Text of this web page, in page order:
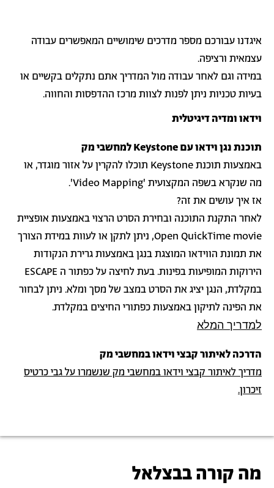
איגדנו עבורכם מספר מדרכים שימושיים המאפשרים עבודה
עצמאית ורציפה.
במידה וגם לאחר עבודה מול המדריך אתם נתקלים בקשיים או
בעיות טכניות ניתן לפנות לצוות מרכז ההדפסות והחווה.
וידאו ומדיה דיגיטלית
תוכנת נגן וידאו עם Keystone למחשבי מק
באמצעות תוכנת Keystone תוכלו להקרין על אזור מוגדר, או
מה שנקרא בשפה המקצועית 'Video Mapping'.
אז איך עושים את זה?
לאחר התקנת התוכנה ובחירת הסרט הרצוי באמצעות אופציית
Open QuickTime movie, ניתן לתקן או לעוות במידת הצורך
את תמונת הווידאו המוצגת בנגן באמצעות גרירת הנקודות
הירוקות המופיעות בפינות. בעת לחיצה על כפתור ה ESCAPE
במקלדת, הנגן יציג את הסרט במצב של מסך ומלא. ניתן לבחור
את הפינה לתיקון באמצעות כפתורי החיצים במקלדת.
למדריך המלא
הדרכה לאיתור קבצי וידאו במחשבי מק
מדריך לאיתור קבצי וידאו במחשבי מק שנשמרו על גבי כרטיס
זיכרון.
מה קורה בבצלאל